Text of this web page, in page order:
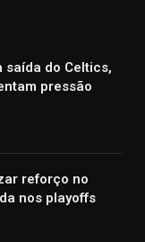
saída do Celtics,
pressão
reforço no
nos playoffs